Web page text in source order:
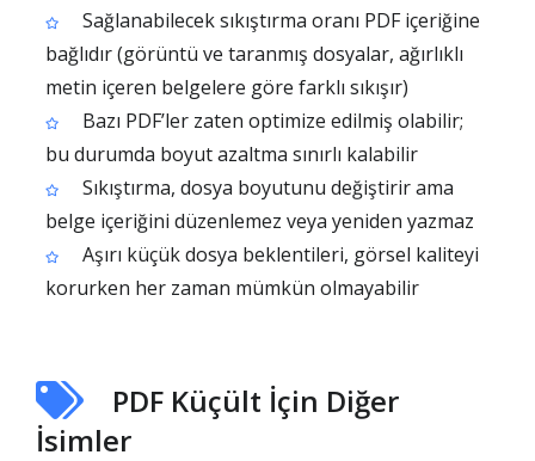
Sağlanabilecek sıkıştırma oranı PDF içeriğine
bağlıdır (görüntü ve taranmış dosyalar, ağırlıklı
metin içeren belgelere göre farklı sıkışır)
Bazı PDF’ler zaten optimize edilmiş olabilir;
bu durumda boyut azaltma sınırlı kalabilir
Sıkıştırma, dosya boyutunu değiştirir ama
belge içeriğini düzenlemez veya yeniden yazmaz
Aşırı küçük dosya beklentileri, görsel kaliteyi
korurken her zaman mümkün olmayabilir
PDF Küçült İçin Diğer
İsimler